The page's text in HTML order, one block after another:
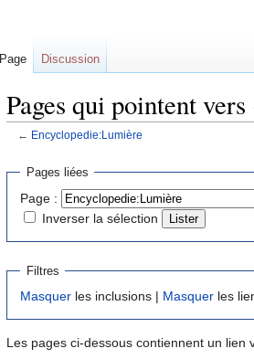
Pages qui pointent
← Encyclopedie:Lumière
Sauter
navigation
Sauter
recherche
Pages liées
Page :
Inverser la sélection
Filtres
Masquer les inclusions | Masquer les
Les pages ci-dessous contiennent un lien
Page Discussion